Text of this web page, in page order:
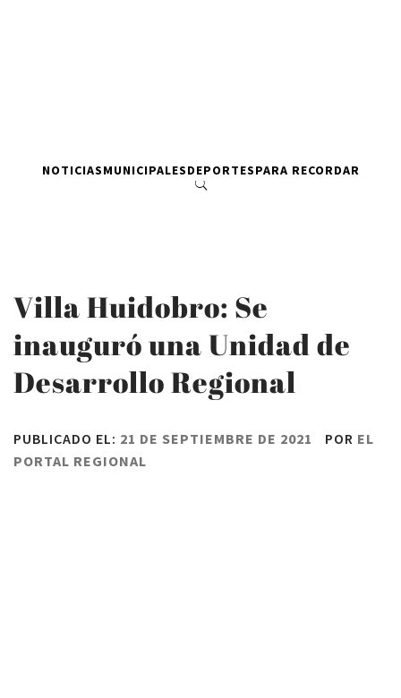
NOTICIASMUNICIPALESDEPORTESPARA RECORDAR
Villa Huidobro: Se
inauguró una Unidad de
Desarrollo Regional
PUBLICADO EL: 21 DE SEPTIEMBRE DE 2021 POR EL
PORTAL REGIONAL